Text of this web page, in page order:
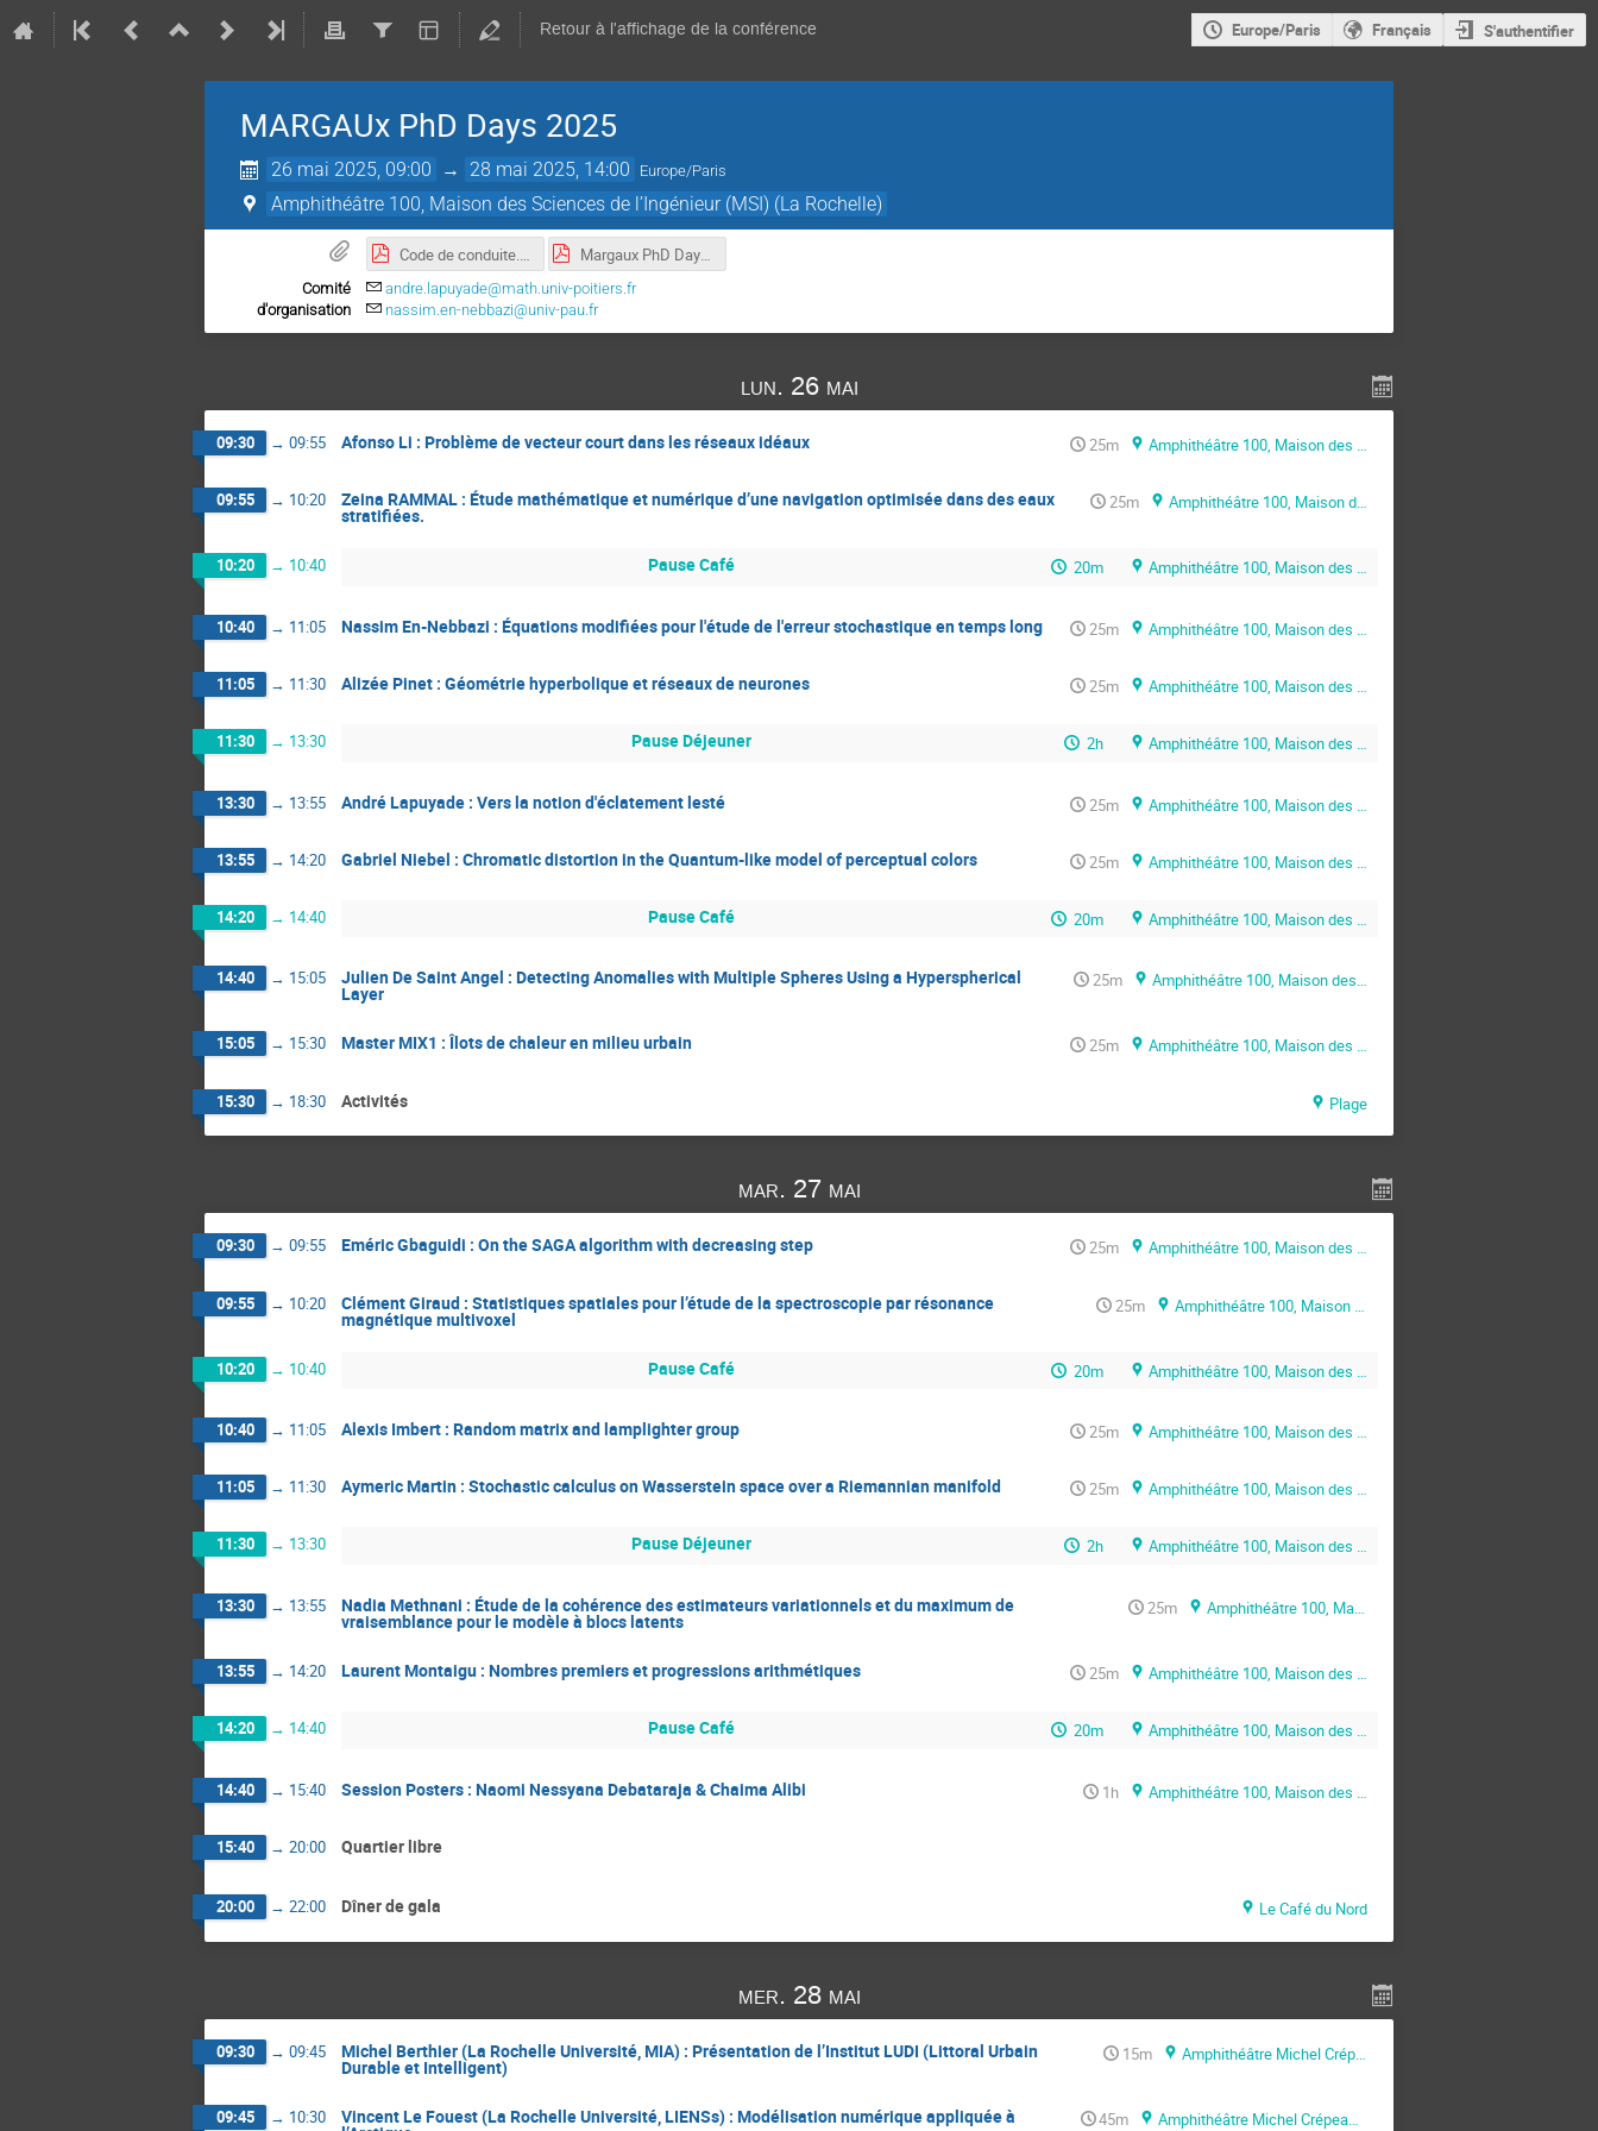
Retour à l'affichage de la conférence Europe/Paris Français S'authentifier
MARGAUx PhD Days 2025
26 mai 2025, 09:00 → 28 mai 2025, 14:00 Europe/Paris
Amphithéâtre 100, Maison des Sciences de l’Ingénieur (MSI) (La Rochelle)
Code de conduite.pdf Margaux PhD Days 2025.pdf
Comité
d'organisation
andre.lapuyade@math.univ-poitiers.fr
nassim.en-nebbazi@univ-pau.fr
lun. 26 mai
09:30 → 09:55 Afonso Li : Problème de vecteur court dans les réseaux idéaux 25m Amphithéâtre 100, Maison des Sciences de l’Ingénieur (MSI)
09:55 → 10:20 Zeina RAMMAL : Étude mathématique et numérique d’une navigation optimisée dans des eaux
stratifiées.
25m Amphithéâtre 100, Maison des Sciences de l’Ingénieur (MSI)
10:20 → 10:40 Pause Café 20m Amphithéâtre 100, Maison des Sciences de l’Ingénieur (MSI)
10:40 → 11:05 Nassim En-Nebbazi : Équations modifiées pour l'étude de l'erreur stochastique en temps long 25m Amphithéâtre 100, Maison des Sciences de l’Ingénieur (MSI)
11:05 → 11:30 Alizée Pinet : Géométrie hyperbolique et réseaux de neurones 25m Amphithéâtre 100, Maison des Sciences de l’Ingénieur (MSI)
11:30 → 13:30 Pause Déjeuner 2h Amphithéâtre 100, Maison des Sciences de l’Ingénieur (MSI)
13:30 → 13:55 André Lapuyade : Vers la notion d'éclatement lesté 25m Amphithéâtre 100, Maison des Sciences de l’Ingénieur (MSI)
13:55 → 14:20 Gabriel Niebel : Chromatic distortion in the Quantum-like model of perceptual colors 25m Amphithéâtre 100, Maison des Sciences de l’Ingénieur (MSI)
14:20 → 14:40 Pause Café 20m Amphithéâtre 100, Maison des Sciences de l’Ingénieur (MSI)
14:40 → 15:05 Julien De Saint Angel : Detecting Anomalies with Multiple Spheres Using a Hyperspherical
Layer
25m Amphithéâtre 100, Maison des Sciences de l’Ingénieur (MSI)
15:05 → 15:30 Master MIX1 : Îlots de chaleur en milieu urbain 25m Amphithéâtre 100, Maison des Sciences de l’Ingénieur (MSI)
15:30 → 18:30 Activités Plage
mar. 27 mai
09:30 → 09:55 Eméric Gbaguidi : On the SAGA algorithm with decreasing step 25m Amphithéâtre 100, Maison des Sciences de l’Ingénieur (MSI)
09:55 → 10:20 Clément Giraud : Statistiques spatiales pour l’étude de la spectroscopie par résonance
magnétique multivoxel
25m Amphithéâtre 100, Maison des Sciences de l’Ingénieur (MSI)
10:20 → 10:40 Pause Café 20m Amphithéâtre 100, Maison des Sciences de l’Ingénieur (MSI)
10:40 → 11:05 Alexis Imbert : Random matrix and lamplighter group 25m Amphithéâtre 100, Maison des Sciences de l’Ingénieur (MSI)
11:05 → 11:30 Aymeric Martin : Stochastic calculus on Wasserstein space over a Riemannian manifold 25m Amphithéâtre 100, Maison des Sciences de l’Ingénieur (MSI)
11:30 → 13:30 Pause Déjeuner 2h Amphithéâtre 100, Maison des Sciences de l’Ingénieur (MSI)
13:30 → 13:55 Nadia Methnani : Étude de la cohérence des estimateurs variationnels et du maximum de
vraisemblance pour le modèle à blocs latents
25m Amphithéâtre 100, Maison des Sciences de l’Ingénieur (MSI)
13:55 → 14:20 Laurent Montaigu : Nombres premiers et progressions arithmétiques 25m Amphithéâtre 100, Maison des Sciences de l’Ingénieur (MSI)
14:20 → 14:40 Pause Café 20m Amphithéâtre 100, Maison des Sciences de l’Ingénieur (MSI)
14:40 → 15:40 Session Posters : Naomi Nessyana Debataraja & Chaima Alibi 1h Amphithéâtre 100, Maison des Sciences de l’Ingénieur (MSI)
15:40 → 20:00 Quartier libre
20:00 → 22:00 Dîner de gala Le Café du Nord
mer. 28 mai
09:30 → 09:45 Michel Berthier (La Rochelle Université, MIA) : Présentation de l’Institut LUDI (Littoral Urbain
Durable et Intelligent)
15m Amphithéâtre Michel Crépeau, Pôle Communication (La Rochelle )
09:45 → 10:30 Vincent Le Fouest (La Rochelle Université, LIENSs) : Modélisation numérique appliquée à 45m Amphithéâtre Michel Crépeau, Pôle Communication